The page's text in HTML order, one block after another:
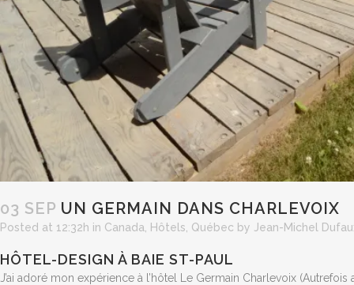
03 SEP UN GERMAIN DANS CHARLEVOIX
Posted at 12:32h in Canada Hôtels Québec by Jean-Michel
HÔTEL-DESIGN À BAIE ST-PAUL
J’ai adoré mon expérience à l’hôtel Le Germain Charlevoix